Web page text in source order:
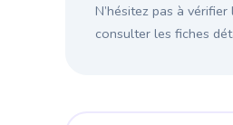
N’hésitez pas à
consulter les fiches